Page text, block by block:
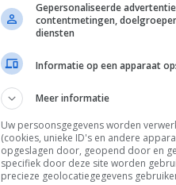
Gepersonaliseerde
contentmetingen,
diensten
Informatie op een apparaat
Meer informatie
Uw persoonsgegevens worden
(cookies, unieke ID's en andere
opgeslagen door, geopend door en
specifiek door deze site worden
precieze geolocatiegegevens